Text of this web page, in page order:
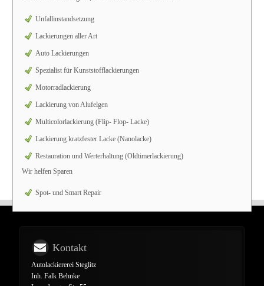
Unfallinstandsetzung
Lackierungen aller Art
Auto Lackierungen
Spezialist für Kunststofflackierungen
Motorradlackierung
Lackierung von Alufelgen
Multicolorlackierung (Flip- Flop- Lacke)
Lackierung kratzfester Lacke (Nanolacke)
Restauration und Werterhaltung (Oldtimerlackierung)
Wir helfen Sparen
Spot- und Smart Repair
Kontakt
Autolackiererei Steglitz
Inh. Falk Behnke